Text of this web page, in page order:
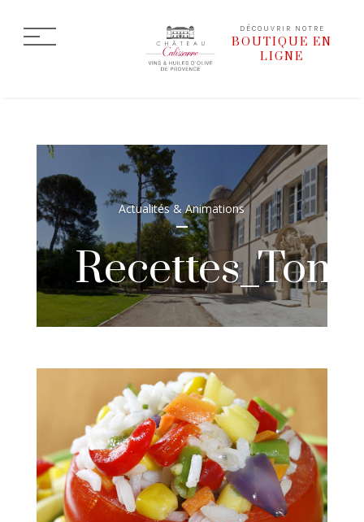
DÉCOUVRIR NOTRE
BOUTIQUE EN
LIGNE
Actualités & Animations